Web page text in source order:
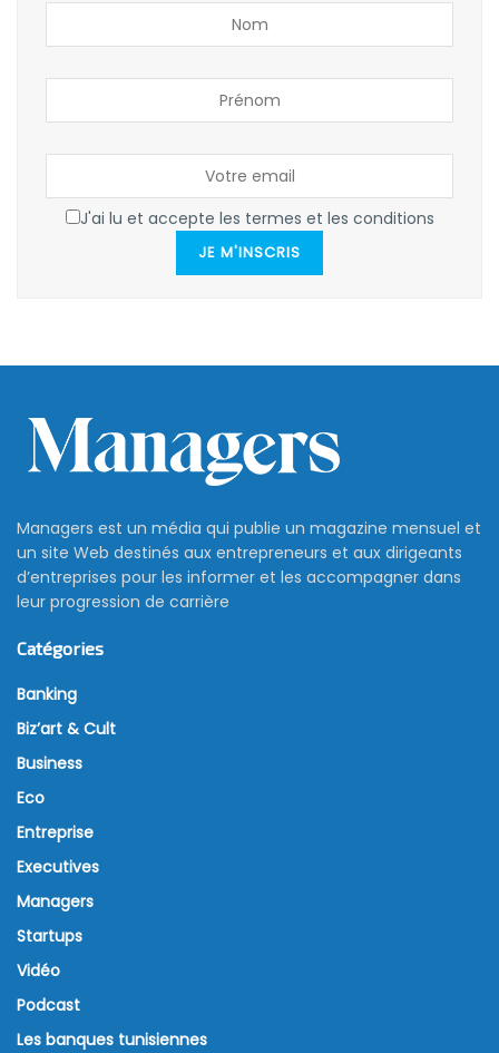
J'ai lu et accepte les termes et les conditions
JE M'INSCRIS
Managers est un média qui publie un magazine mensuel et
un site Web destinés aux entrepreneurs et aux dirigeants
d’entreprises pour les informer et les accompagner dans
leur progression de carrière
Catégories
Banking
Biz’art & Cult
Business
Eco
Entreprise
Executives
Managers
Startups
Vidéo
Podcast
Les banques tunisiennes